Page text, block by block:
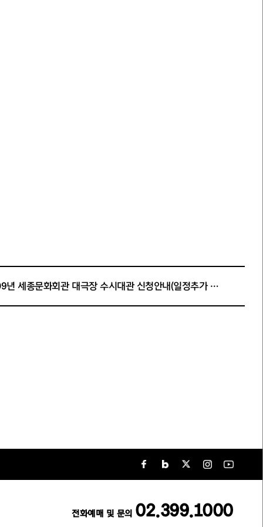
2009년 세종문화회관 대극장 수시대관 신청안내(일정추가 재공지)
전화예매 및 문의 02.399.1000